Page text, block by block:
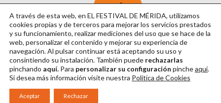
SUSCRÍBETE
AL BOLETÍN
Aviso Legal|Política de Privacidad
|Webmaster: Axel Kacelnik
A través de esta web, en EL FESTIVAL DE MÉRIDA, utilizamos
cookies propias y de terceros para mejorar los servicios prestados
y su funcionamiento, realizar mediciones del uso que se hace de la
web, personalizar el contenido y mejorar su experiencia de
navegación. Al pulsar continuarestá aceptando su uso y
consintiendo su instalación. También puede rechazarlas
pinchando aquí. Para personalizar su configuración pincheaquí.
Si desea más información visite nuestra Política de Cookies
Aceptar Rechazar